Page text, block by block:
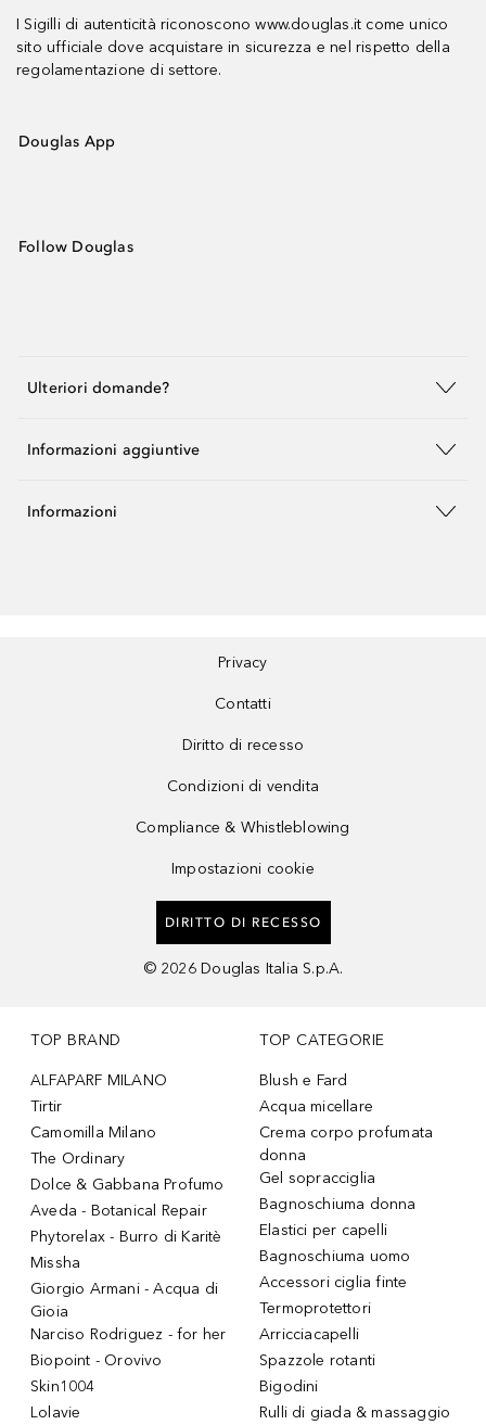
I Sigilli di autenticità riconoscono www.douglas.it come unico
sito ufficiale dove acquistare in sicurezza e nel rispetto della
regolamentazione di settore.
Douglas App
Follow Douglas
Ulteriori domande?
Informazioni aggiuntive
Informazioni
Privacy
Contatti
Diritto di recesso
Condizioni di vendita
Compliance & Whistleblowing
Impostazioni cookie
DIRITTO DI RECESSO
© 2026 Douglas Italia S.p.A.
TOP BRAND
ALFAPARF MILANO
Tirtir
Camomilla Milano
The Ordinary
Dolce & Gabbana Profumo
Aveda - Botanical Repair
Phytorelax - Burro di Karitè
Missha
Giorgio Armani - Acqua di
Gioia
Narciso Rodriguez - for her
Biopoint - Orovivo
Skin1004
Lolavie
TOP CATEGORIE
Blush e Fard
Acqua micellare
Crema corpo profumata
donna
Gel sopracciglia
Bagnoschiuma donna
Elastici per capelli
Bagnoschiuma uomo
Accessori ciglia finte
Termoprotettori
Arricciacapelli
Spazzole rotanti
Bigodini
Rulli di giada & massaggio